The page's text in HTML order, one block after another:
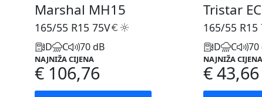
Marshal MH15
165/55 R15 75V
D C 70 dB
NAJNIŽA CIJENA
€ 106,76
Tristar
165/55 R15
D C 70
NAJNIŽA CIJENA
€ 43,66